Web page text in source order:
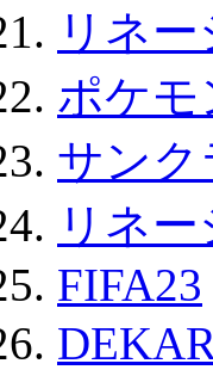
リネ
ポケ
サンク
リネ
FIFA23